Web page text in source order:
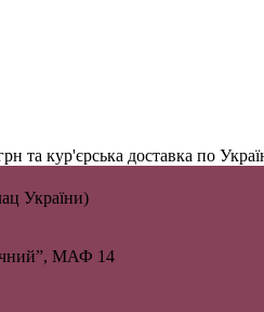
кур'єрська доставка по
України)
МАФ 14